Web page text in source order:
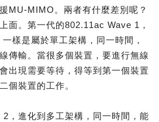
MU-MIMO。兩者有什麼差別呢？
面。第一代的802.11ac Wave 1，
樣是屬於單工架構，同一時間，
傳輸。當很多個裝置，要進行無線
出現需要等待，得等到第一個裝置
個裝置的工作。
，進化到多工架構，同一時間，能